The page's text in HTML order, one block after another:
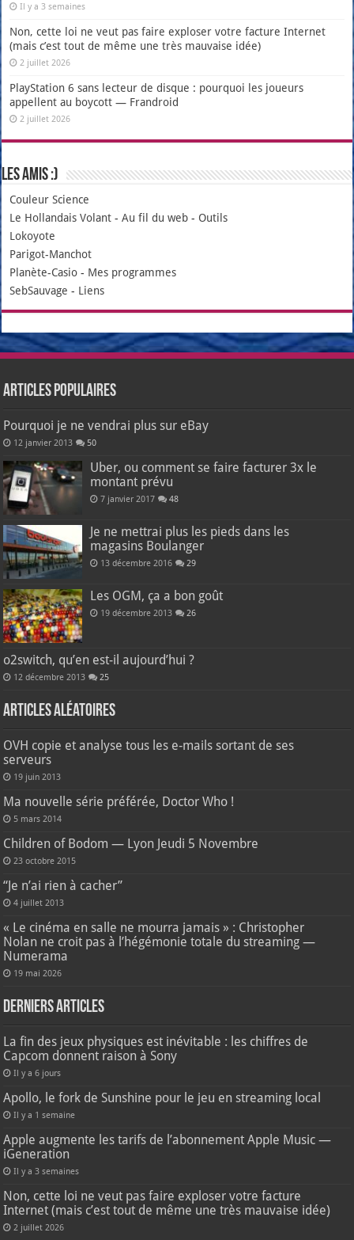
Il y a 3 semaines
Non, cette loi ne veut pas faire exploser votre facture Internet
(mais c’est tout de même une très mauvaise idée)
2 juillet 2026
PlayStation 6 sans lecteur de disque : pourquoi les joueurs
appellent au boycott — Frandroid
2 juillet 2026
Les amis :)
Couleur Science
Le Hollandais Volant -Au fil du web - Outils
Lokoyote
Parigot-Manchot
Planète-Casio - Mes programmes
SebSauvage - Liens
Articles populaires
Pourquoi je ne vendrai plus sur eBay
12 janvier 2013 50
Uber, ou comment se faire facturer 3x le
montant prévu
7 janvier 2017 48
Je ne mettrai plus les pieds dans les
magasins Boulanger
13 décembre 2016 29
Les OGM, ça a bon goût
19 décembre 2013 26
o2switch, qu’en est-il aujourd’hui ?
12 décembre 2013 25
Articles aléatoires
OVH copie et analyse tous les e‑mails sortant de ses
serveurs
19 juin 2013
Ma nouvelle série préférée, Doctor Who !
5 mars 2014
Children of Bodom — Lyon Jeudi 5 Novembre
23 octobre 2015
“Je n’ai rien à cacher”
4 juillet 2013
« Le cinéma en salle ne mourra jamais » : Christopher
Nolan ne croit pas à l’hégémonie totale du streaming —
Numerama
19 mai 2026
Derniers articles
La fin des jeux physiques est inévitable : les chiffres de
Capcom donnent raison à Sony
Il y a 6 jours
Apollo, le fork de Sunshine pour le jeu en streaming local
Il y a 1 semaine
Apple augmente les tarifs de l’abonnement Apple Music —
iGeneration
Il y a 3 semaines
Non, cette loi ne veut pas faire exploser votre facture
Internet (mais c’est tout de même une très mauvaise idée)
2 juillet 2026